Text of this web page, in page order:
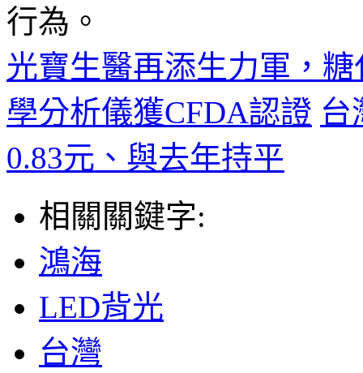
行為。
光寶生醫再添生力軍，
學分析儀獲CFDA認證 台
0.83元、與去年持平
相關關鍵字:
鴻海
LED背光
台灣